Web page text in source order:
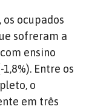
ocupados
sofreram a
ensino
Entre os
o
em três